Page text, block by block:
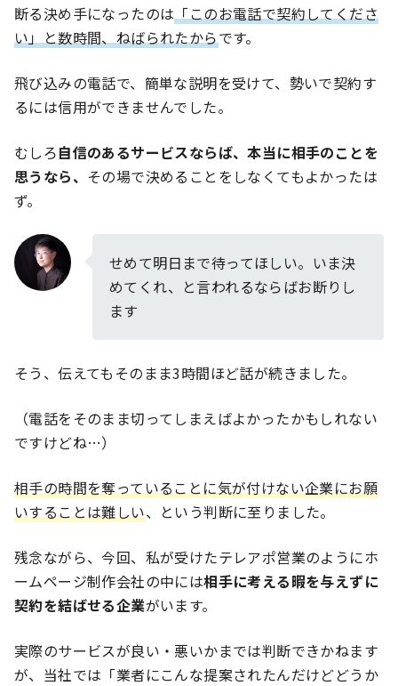
断る決め手になったのは 「このお電話で契約してくださ
い」と数時間、ねばられたからです。
飛び込みの電話で、簡単な説明を受けて、勢いで契約す
るには信用ができませんでした。
むしろ自信のあるサービスならば、本当に相手のことを
思うなら、 その場で決めることをしなくてもよかったは
ず。
せめて明日まで待ってほしい。いま決
めてくれ、と言われるならばお断りし
ます
そう、伝えてもそのまま3時間ほど話が続きました。
（電話をそのまま切ってしまえばよかったかもしれない
ですけどね…）
相手の時間を奪っていることに気が付けない企業にお願
いすることは難しい、という判断に至りました。
残念ながら、今回、私が受けたテレアポ営業のようにホ
ームページ制作会社の中には相手に考える暇を与えずに
契約を結ばせる企業がいます。
実際のサービスが良い・悪いかまでは判断できかねます
が、当社では「業者にこんな提案されたんだけどどうか